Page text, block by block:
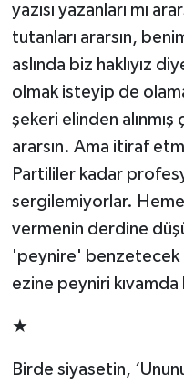
yazısı yazanları mı
tutanları ararsın,
aslında biz haklıyız
olmak isteyip de
şekeri elinden
ararsın. Ama itiraf
Partililer kadar
sergilemiyorlar.
vermenin derdine
'peynire' benzetecek
ezine peyniri
★
Birde siyasetin,